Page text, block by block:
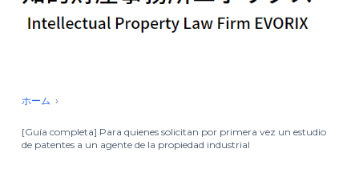
ホーム
[Guía completa] Para quienes solicitan por primera vez un estudio
de patentes a un agente de la propiedad industrial